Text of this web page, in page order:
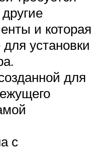
и которая
установки
для
с